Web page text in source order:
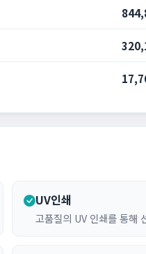
UV인쇄
고품질의 UV 인쇄를 통해